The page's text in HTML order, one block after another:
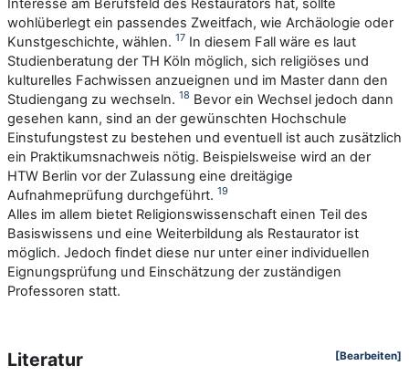
Interesse am Berufsfeld des Restaurators hat, sollte
wohlüberlegt ein passendes Zweitfach, wie Archäologie oder
Kunstgeschichte, wählen. 17 In diesem Fall wäre es laut
Studienberatung der TH Köln möglich, sich religiöses und
kulturelles Fachwissen anzueignen und im Master dann den
Studiengang zu wechseln. 18 Bevor ein Wechsel jedoch dann
gesehen kann, sind an der gewünschten Hochschule
Einstufungstest zu bestehen und eventuell ist auch zusätzlich
ein Praktikumsnachweis nötig. Beispielsweise wird an der
HTW Berlin vor der Zulassung eine dreitägige
Aufnahmeprüfung durchgeführt. 19
Alles im allem bietet Religionswissenschaft einen Teil des
Basiswissens und eine Weiterbildung als Restaurator ist
möglich. Jedoch findet diese nur unter einer individuellen
Eignungsprüfung und Einschätzung der zuständigen
Professoren statt.
Literatur [Bearbeiten]